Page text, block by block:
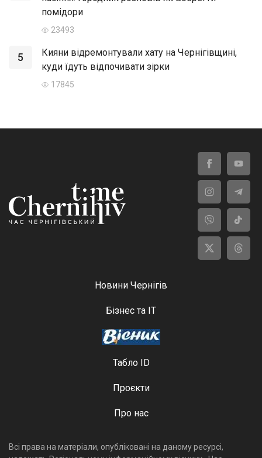
помідори
23493
5
Кияни відремонтували хату на Чернігівщині,
куди їдуть відпочивати зірки
17845
Новини Чернігів
Бізнес та ІТ
Табло ID
Проєкти
Про нас
Всі права на матеріали, опубліковані на даному ресурсі,